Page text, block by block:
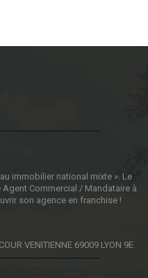
immobilier national mixte ». Le
Commercial / Mandataire à
son agence en franchise !
VENITIENNE 69009 LYON 9E